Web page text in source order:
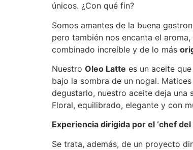
únicos. ¿Con qué fin?
Somos amantes de la buena
pero también nos encanta el
combinado increíble y de lo más
Nuestro Oleo Latte es un aceite
bajo la sombra de un nogal.
degustarlo, nuestro aceite deja una
Floral, equilibrado, elegante y con
Experiencia dirigida por el ‘chef del
Se trata, además, de un proyecto